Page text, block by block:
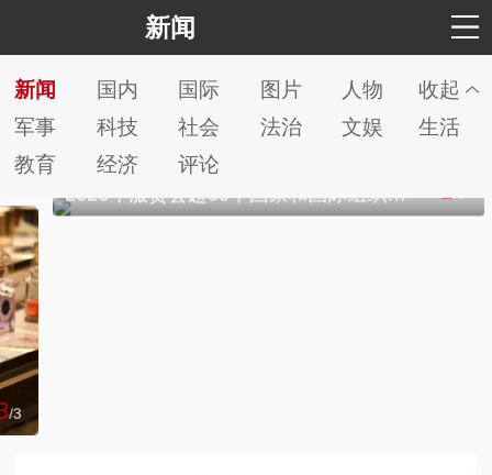
新闻
新闻 国内 国际 图片 人物
收起
军事
科技 社会 法治 文娱
生活
教育
经济 评论
2026年服贸会超60个国家和国际组织确认参展参会